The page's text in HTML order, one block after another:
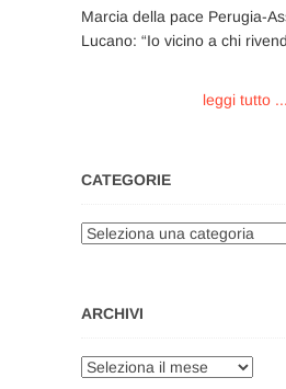
Marcia della pace Perugia-
Lucano: “Io vicino a chi
leggi tutto ...
CATEGORIE
Categorie
ARCHIVI
Archivi